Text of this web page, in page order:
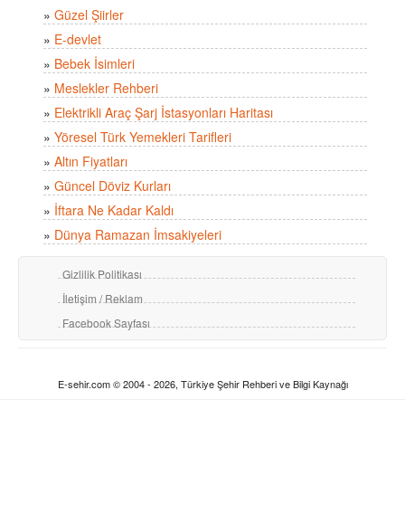
» Güzel Şiirler
» E-devlet
» Bebek İsimleri
» Meslekler Rehberi
» Elektrikli Araç Şarj İstasyonları Haritası
» Yöresel Türk Yemekleri Tarifleri
» Altın Fiyatları
» Güncel Döviz Kurları
» İftara Ne Kadar Kaldı
» Dünya Ramazan İmsakiyeleri
Gizlilik Politikası
İletişim / Reklam
Facebook Sayfası
E-sehir.com © 2004 - 2026, Türkiye Şehir Rehberi ve Bilgi Kaynağı